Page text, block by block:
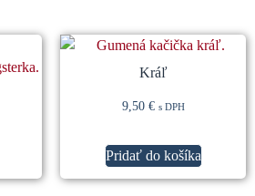
Kráľ
9,50 € s DPH
Pridať do košíka